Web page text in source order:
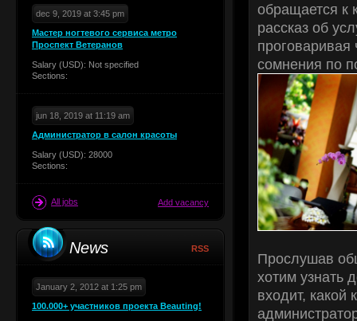
dec 9, 2019 at 3:45 pm
Мастер ногтевого сервиса метро
Проспект Ветеранов
Salary (USD): Not specified
Sections:
jun 18, 2019 at 11:19 am
Администратор в салон красоты
Salary (USD): 28000
Sections:
All jobs Add vacancy
RSS
News
January 2, 2012 at 1:25 pm
100.000+ участников проекта Beauting!
обращается к
рассказ об
проговаривая
сомнения по
Прослушав
хотим узнать
входит, какой